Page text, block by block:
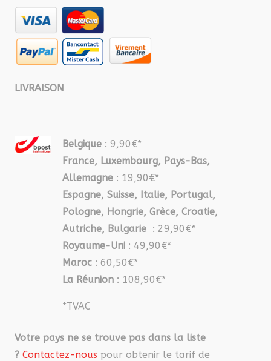
LIVRAISON
Belgique : 9,90€*
France, Luxembourg, Pays-Bas,
Allemagne : 19,90€*
Espagne, Suisse, Italie, Portugal,
Pologne, Hongrie, Grèce, Croatie,
Autriche, Bulgarie : 29,90€*
Royaume-Uni : 49,90€*
Maroc : 60,50€*
La Réunion : 108,90€*
*TVAC
Votre pays ne se trouve pas dans la liste
? Contactez-nous pour obtenir le tarif de